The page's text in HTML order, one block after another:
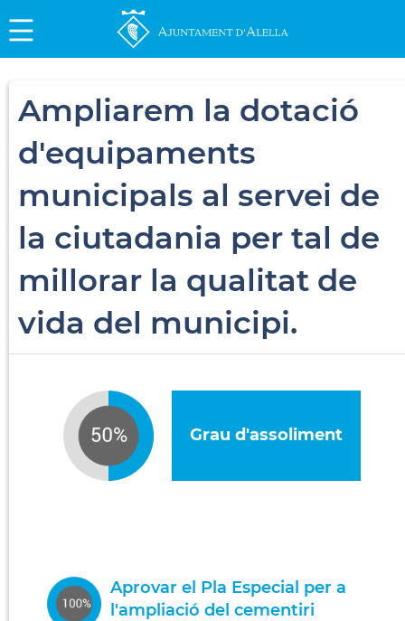
Ampliarem la dotació
d'equipaments
municipals al servei de
la ciutadania per tal de
millorar la qualitat de
vida del municipi.
Grau d'assoliment
Aprovar el Pla Especial per a
l'ampliació del cementiri